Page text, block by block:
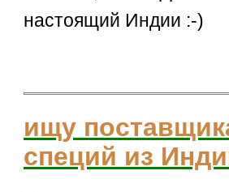
настоящий Индии :-)
ищу
специй из